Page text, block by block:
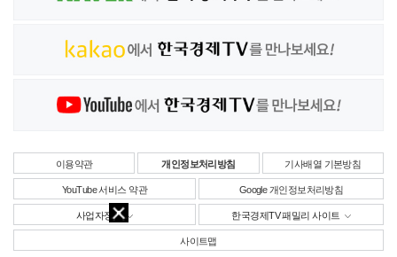
이용약관 개인정보처리방침 기사배열 기본방침
YouTube 서비스 약관 Google 개인정보처리방침
사업자정보 한국경제TV 패밀리 사이트
사이트맵